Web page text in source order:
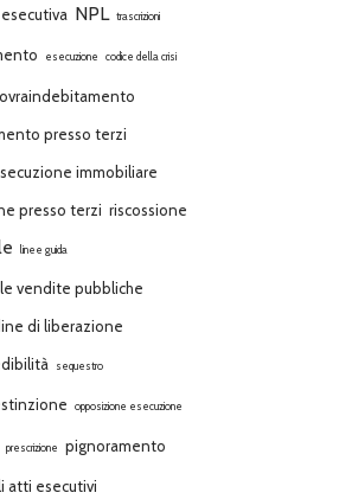
NPL trascrizioni
esecuzione codice della crisi
presso terzi
immobiliare
presso terzi riscossione
linee guida
vendite pubbliche
di liberazione
sequestro
opposizione esecuzione
prescrizione pignoramento
atti esecutivi